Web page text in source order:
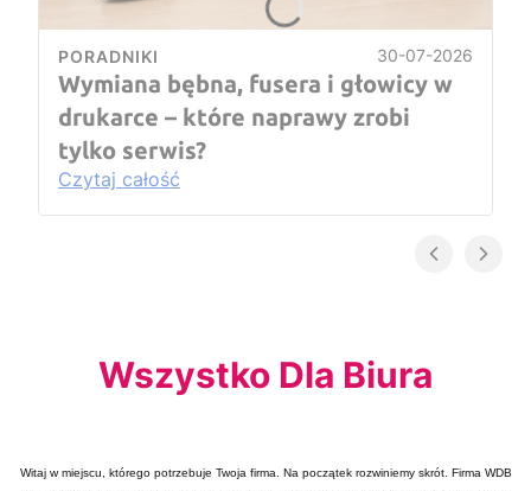
PORADNIKI 30-07-2026
Wymiana bębna, fusera i głowicy w
drukarce – które naprawy zrobi
tylko serwis?
Czytaj całość
Wszystko Dla Biura
Witaj w miejscu, którego potrzebuje Twoja firma. Na początek rozwiniemy skrót. Firma WDB